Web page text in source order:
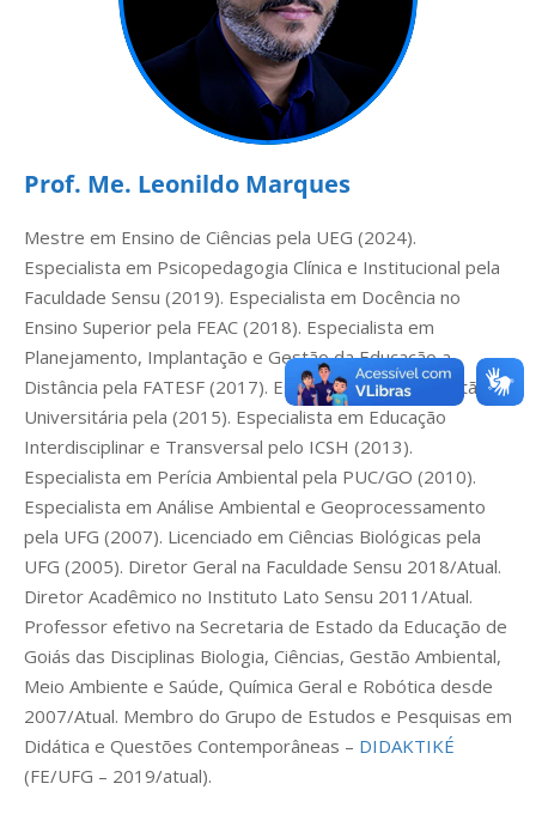
Prof. Me. Leonildo Marques
Mestre em Ensino de Ciências pela UEG (2024).
Especialista em Psicopedagogia Clínica e Institucional pela
Faculdade Sensu (2019). Especialista em Docência no
Ensino Superior pela FEAC (2018). Especialista em
Planejamento, Implantação e Gestão da Educação a
Distância pela FATESF (2017). Especialização em Gestão
Universitária pela (2015). Especialista em Educação
Interdisciplinar e Transversal pelo ICSH (2013).
Especialista em Perícia Ambiental pela PUC/GO (2010).
Especialista em Análise Ambiental e Geoprocessamento
pela UFG (2007). Licenciado em Ciências Biológicas pela
UFG (2005). Diretor Geral na Faculdade Sensu 2018/Atual.
Diretor Acadêmico no Instituto Lato Sensu 2011/Atual.
Professor efetivo na Secretaria de Estado da Educação de
Goiás das Disciplinas Biologia, Ciências, Gestão Ambiental,
Meio Ambiente e Saúde, Química Geral e Robótica desde
2007/Atual. Membro do Grupo de Estudos e Pesquisas em
Didática e Questões Contemporâneas – DIDAKTIKÉ
(FE/UFG – 2019/atual).